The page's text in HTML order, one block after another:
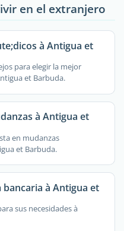
en el extranjero
à Antigua et
para elegir la mejor
et Barbuda.
à Antigua et
en mudanzas
et Barbuda.
à Antigua et
sus necesidades à